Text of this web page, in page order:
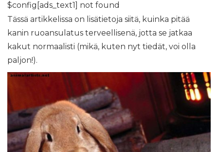
$config[ads_text1] not found
Tässä artikkelissa on lisätietoja siitä, kuinka pitää
kanin ruoansulatus terveellisenä, jotta se jatkaa
kakut normaalisti (mikä, kuten nyt tiedät, voi olla
paljon!).